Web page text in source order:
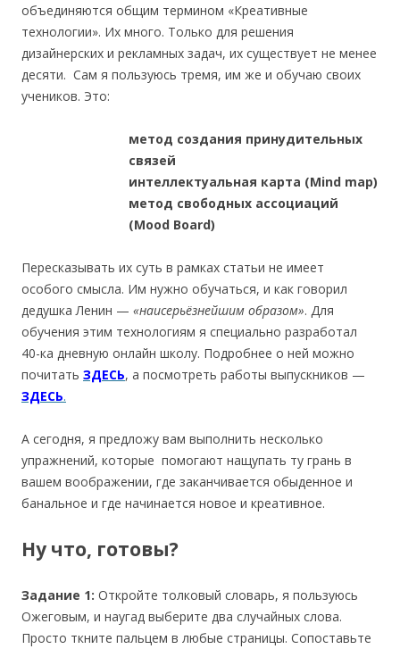
объединяются общим термином «Креативные
технологии». Их много. Только для решения
дизайнерских и рекламных задач, их существует не менее
десяти. Сам я пользуюсь тремя, им же и обучаю своих
учеников. Это:
метод создания принудительных
связей
интеллектуальная карта (Mind map)
метод свободных ассоциаций
(Mood Board)
Пересказывать их суть в рамках статьи не имеет
особого смысла. Им нужно обучаться, и как говорил
дедушка Ленин — «наисерьёзнейшим образом». Для
обучения этим технологиям я специально разработал
40-ка дневную онлайн школу. Подробнее о ней можно
почитать ЗДЕСЬ, а посмотреть работы выпускников —
ЗДЕСЬ.
А сегодня, я предложу вам выполнить несколько
упражнений, которые помогают нащупать ту грань в
вашем воображении, где заканчивается обыденное и
банальное и где начинается новое и креативное.
Ну что, готовы?
Задание 1: Откройте толковый словарь, я пользуюсь
Ожеговым, и наугад выберите два случайных слова.
Просто ткните пальцем в любые страницы. Сопоставьте